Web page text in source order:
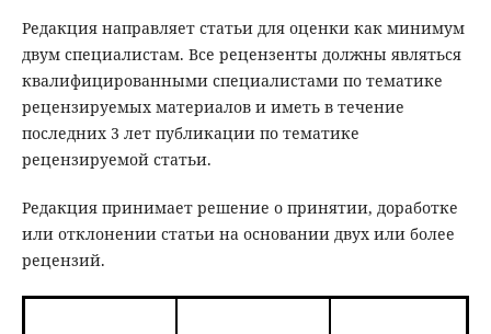
Редакция направляет статьи для оценки как минимум
двум специалистам. Все рецензенты должны являться
квалифицированными специалистами по тематике
рецензируемых материалов и иметь в течение
последних 3 лет публикации по тематике
рецензируемой статьи.
Редакция принимает решение о принятии, доработке
или отклонении статьи на основании двух или более
рецензий.